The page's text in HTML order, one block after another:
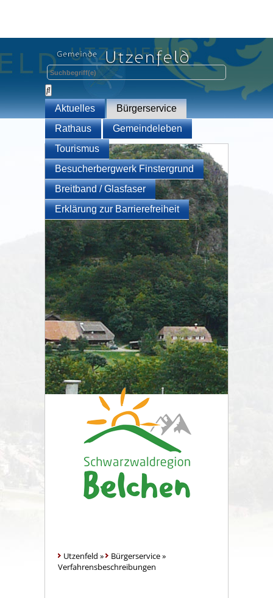
Aktuelles
Bürgerservice
Rathaus
Gemeindeleben
Tourismus
Besucherbergwerk Finstergrund
Breitband / Glasfaser
Erklärung zur Barrierefreiheit
Utzenfeld » Bürgerservice»
Verfahrensbeschreibungen